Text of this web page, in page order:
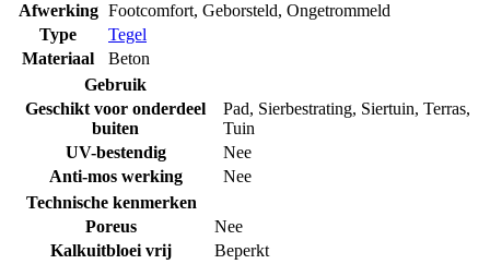
Afwerking Footcomfort, Geborsteld, Ongetrommeld
Type
Tegel
Materiaal
Beton
Gebruik
Geschikt voor onderdeel
buiten
Pad, Sierbestrating, Siertuin, Terras,
Tuin
UV-bestendig
Nee
Anti-mos werking
Nee
Technische kenmerken
Poreus
Nee
Kalkuitbloei vrij
Beperkt